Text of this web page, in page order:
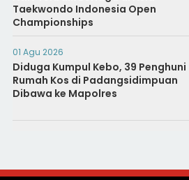
Taekwondo Indonesia Open
Championships
01 Agu 2026
Diduga Kumpul Kebo, 39 Penghuni
Rumah Kos di Padangsidimpuan
Dibawa ke Mapolres